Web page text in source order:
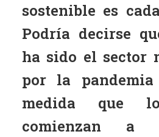
sostenible es
Podría decirse
ha sido el sector
por la
medida que
comienzan a